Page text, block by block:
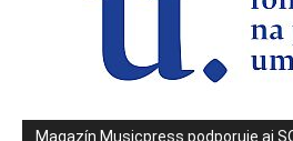
Magazín Musicpress podporuje aj